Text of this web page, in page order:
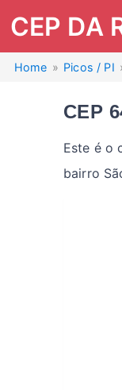
CEP DA
Home Picos / PI
CEP
Este é o
bairro